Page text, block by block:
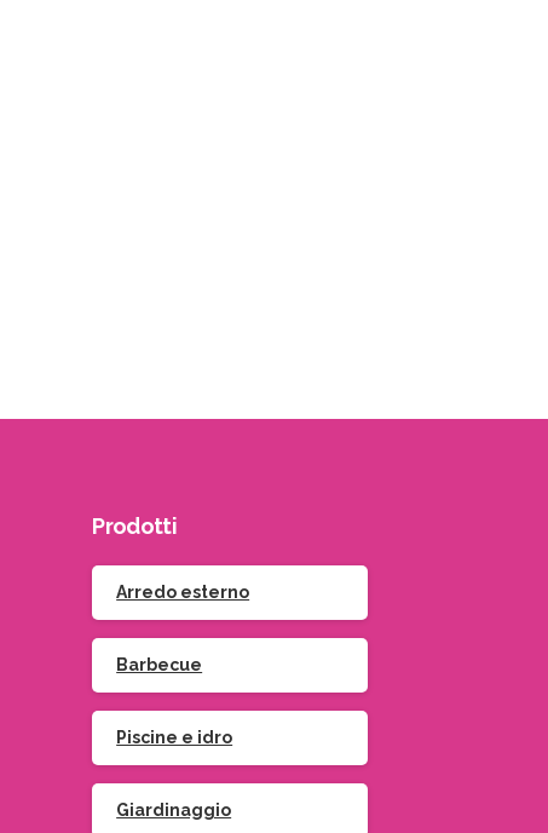
Prodotti
Arredo esterno
Barbecue
Piscine e idro
Giardinaggio